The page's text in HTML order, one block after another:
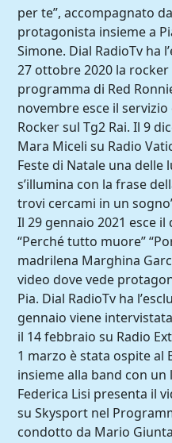
per te”, accompagnato
protagonista insieme a
Simone. Dial RadioTv ha
27 ottobre 2020 la
programma di Red
novembre esce il servizio
Rocker sul Tg2 Rai. Il 9
Mara Miceli su Radio
Feste di Natale una delle
s’illumina con la frase
trovi cercami in un
Il 29 gennaio 2021 esce
“Perché tutto muore”
madrilena Marghina
video dove vede
Pia. Dial RadioTv ha
gennaio viene
il 14 febbraio su Radio
1 marzo è stata ospite al
insieme alla band con un
Federica Lisi presenta il
su Skysport nel
condotto da Mario